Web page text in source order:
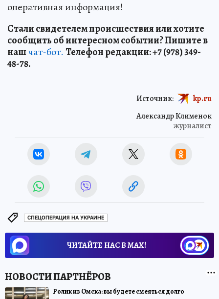
оперативная информация!
Стали свидетелем происшествия или хотите
сообщить об интересном событии? Пишите в
нашчат-бот. Телефон редакции: +7 (978) 349-
48-78.
Александр Клименок
журналист
Источник: kp.ru
СПЕЦОПЕРАЦИЯ НА УКРАИНЕ
ЧИТАЙТЕ НАС В МАХ!
Ролик из Омска: вы будете смеяться долго